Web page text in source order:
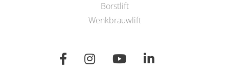
Borstlift
Wenkbrauwlift